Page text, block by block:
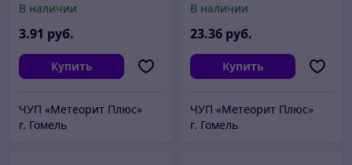
В наличии
3.91 руб.
Купить
ЧУП «Метеорит Плюс»
г. Гомель
В наличии
23.36 руб.
Купить
ЧУП «Метеорит Плюс»
г. Гомель